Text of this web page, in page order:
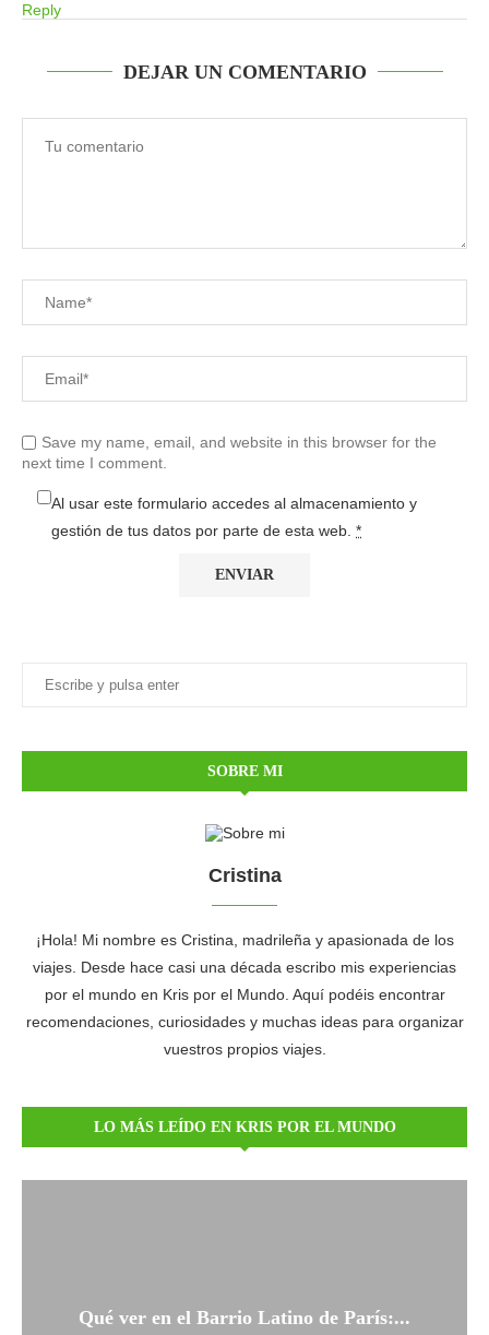
Reply
DEJAR UN COMENTARIO
Save my name, email, and website in this browser for the
next time I comment.
Al usar este formulario accedes al almacenamiento y
gestión de tus datos por parte de esta web. *
SOBRE MI
Cristina
¡Hola! Mi nombre es Cristina, madrileña y apasionada de los
viajes. Desde hace casi una década escribo mis experiencias
por el mundo en Kris por el Mundo. Aquí podéis encontrar
recomendaciones, curiosidades y muchas ideas para organizar
vuestros propios viajes.
LO MÁS LEÍDO EN KRIS POR EL MUNDO
Qué ver en el Barrio Latino de París:...